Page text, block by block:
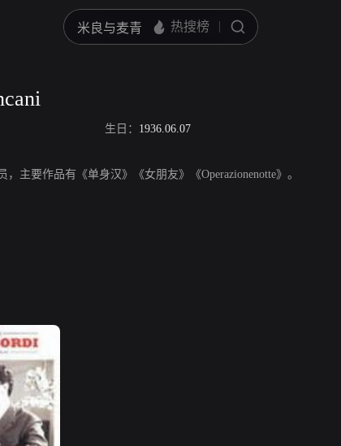
生日： 1936.06.07
，主要作品有《单身汉》《女朋友》《Operazionenotte》。